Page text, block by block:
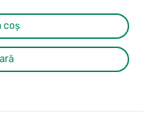
1/2″
x 1578 mm
coș